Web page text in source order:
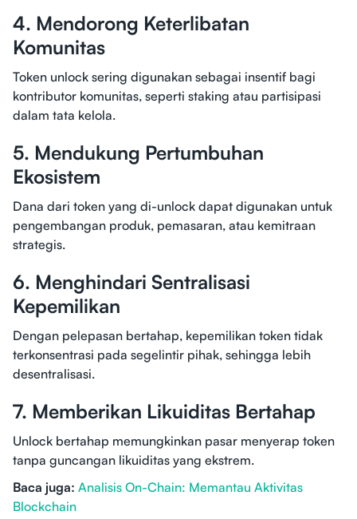
4. Mendorong Keterlibatan
Komunitas
Token unlock sering digunakan sebagai insentif bagi
kontributor komunitas, seperti staking atau partisipasi
dalam tata kelola.
5. Mendukung Pertumbuhan
Ekosistem
Dana dari token yang di-unlock dapat digunakan untuk
pengembangan produk, pemasaran, atau kemitraan
strategis.
6. Menghindari Sentralisasi
Kepemilikan
Dengan pelepasan bertahap, kepemilikan token tidak
terkonsentrasi pada segelintir pihak, sehingga lebih
desentralisasi.
7. Memberikan Likuiditas Bertahap
Unlock bertahap memungkinkan pasar menyerap token
tanpa guncangan likuiditas yang ekstrem.
Baca juga: Analisis On-Chain: Memantau Aktivitas
Blockchain